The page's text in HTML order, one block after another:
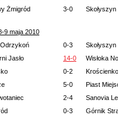
Żmigród
3-0 Skołyszyn
9 maja 2010
0-3
Skołyszyn
Jasło
14-0
Wisłoka
0-2
5-0
Piast
2-4
Sanovia
0-3
Górnik